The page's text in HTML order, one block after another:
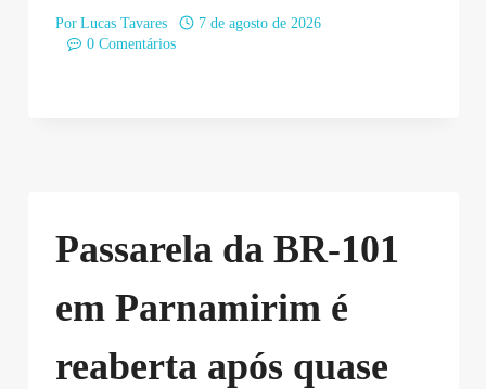
Por Lucas Tavares
7 de agosto de 2026
0 Comentários
Passarela da BR-101
em Parnamirim é
reaberta após quase